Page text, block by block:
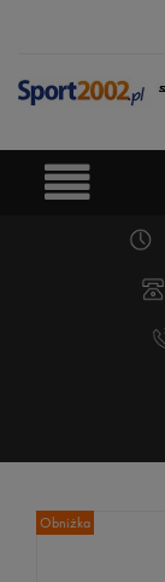
Obniżka